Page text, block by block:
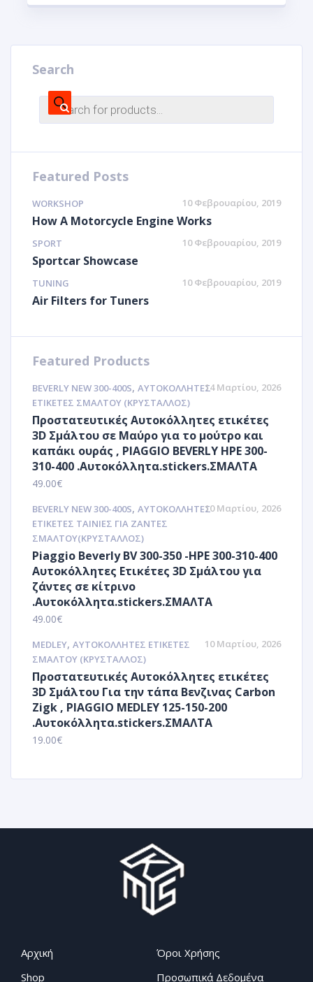
Search
Featured Posts
WORKSHOP 10 Φεβρουαρίου, 2019
How A Motorcycle Engine Works
SPORT 10 Φεβρουαρίου, 2019
Sportcar Showcase
TUNING 10 Φεβρουαρίου, 2019
Air Filters for Tuners
Featured Products
BEVERLY NEW 300-400S, ΑΥΤΟΚΌΛΛΗΤΕΣ
ΕΤΙΚΈΤΕΣ ΣΜΆΛΤΟΥ (ΚΡΥΣΤΑΛΛΟΣ)
14 Μαρτίου, 2026
Προστατευτικές Αυτοκόλλητες ετικέτες
3D Σμάλτου σε Μαύρο για το μούτρο και
καπάκι ουράς , PIAGGIO BEVERLY HPE 300-
310-400 .Αυτοκόλλητα.stickers.ΣΜΑΛΤΑ
49.00€
BEVERLY NEW 300-400S, ΑΥΤΟΚΌΛΛΗΤΕΣ
ΕΤΙΚΈΤΕΣ ΤΑΙΝΊΕΣ ΓΙΑ ΖΆΝΤΕΣ
ΣΜΆΛΤΟΥ(ΚΡΎΣΤΑΛΛΟΣ)
10 Μαρτίου, 2026
Piaggio Beverly BV 300-350 -HPE 300-310-400
Αυτοκόλλητες Ετικέτες 3D Σμάλτου για
ζάντες σε κίτρινο
.Αυτοκόλλητα.stickers.ΣΜΑΛΤΑ
49.00€
MEDLEY, ΑΥΤΟΚΌΛΛΗΤΕΣ ΕΤΙΚΈΤΕΣ
ΣΜΆΛΤΟΥ (ΚΡΥΣΤΑΛΛΟΣ)
10 Μαρτίου, 2026
Προστατευτικές Αυτοκόλλητες ετικέτες
3D Σμάλτου Για την τάπα Βενζινας Carbon
Zigk , PIAGGIO MEDLEY 125-150-200
.Αυτοκόλλητα.stickers.ΣΜΑΛΤΑ
19.00€
Αρχική
Shop
Όροι Χρήσης
Προσωπικά Δεδομένα